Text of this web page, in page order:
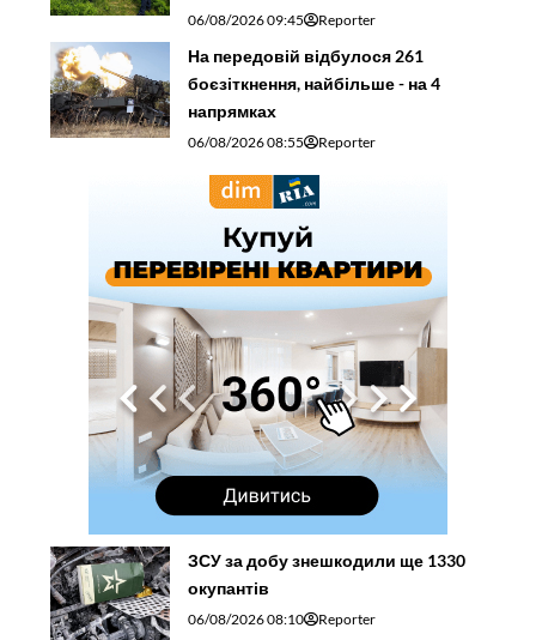
06/08/2026 09:45 Reporter
На передовій відбулося 261
боєзіткнення, найбільше - на 4
напрямках
06/08/2026 08:55 Reporter
ЗСУ за добу знешкодили ще 1330
окупантів
06/08/2026 08:10 Reporter